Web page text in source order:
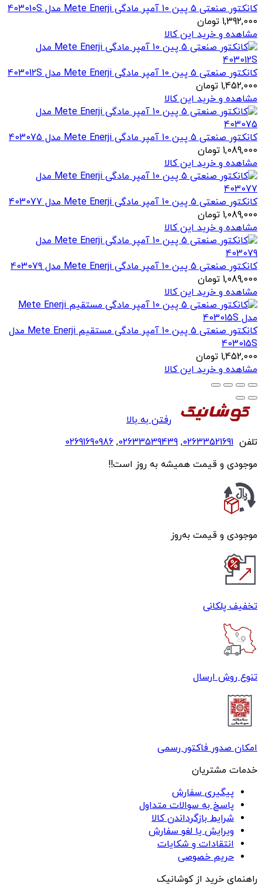
کانکتور صنعتی 5 پین 10 آمپر مادگی Mete Enerji مدل 403010S
1,392,000 تومان
مشاهده و خرید این کالا
کانکتور صنعتی 5 پین 10 آمپر مادگی Mete Enerji مدل 403012S
1,452,000 تومان
مشاهده و خرید این کالا
کانکتور صنعتی 5 پین 10 آمپر مادگی Mete Enerji مدل 403075
1,089,000 تومان
مشاهده و خرید این کالا
کانکتور صنعتی 5 پین 10 آمپر مادگی Mete Enerji مدل 403077
1,089,000 تومان
مشاهده و خرید این کالا
کانکتور صنعتی 5 پین 10 آمپر مادگی Mete Enerji مدل 403079
1,089,000 تومان
مشاهده و خرید این کالا
کانکتور صنعتی 5 پین 10 آمپر مادگی مستقیم Mete Enerji مدل
403015S
1,452,000 تومان
مشاهده و خرید این کالا
رفتن به بالا
تلفن 02633521691
,
02633539439
,
02691690986
موجودی و قیمت همیشه به روز است!!
موجودی و قیمت به‌روز
تخفیف پلکانی
تنوع روش ارسال
امکان صدور فاکتور رسمی
خدمات مشتریان
پیگیری سفارش
پاسخ به سوالات متداول
شرایط بازگرداندن کالا
ویرایش یا لغو سفارش
انتقادات و شکایات
حریم خصوصی
راهنمای خرید از کوشانیک